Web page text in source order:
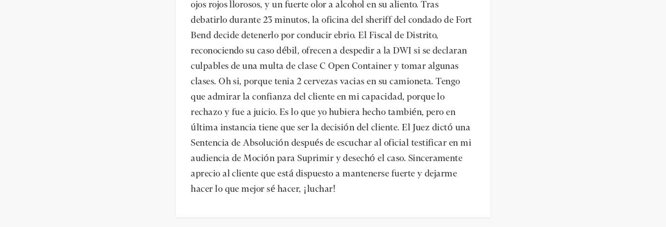
ojos rojos llorosos, y un fuerte olor a alcohol en su aliento. Tras
debatirlo durante 23 minutos, la oficina del sheriff del condado de Fort
Bend decide detenerlo por conducir ebrio. El Fiscal de Distrito,
reconociendo su caso débil, ofrecen a despedir a la DWI si se declaran
culpables de una multa de clase C Open Container y tomar algunas
clases. Oh si, porque tenia 2 cervezas vacias en su camioneta. Tengo
que admirar la confianza del cliente en mi capacidad, porque lo
rechazo y fue a juicio. Es lo que yo hubiera hecho también, pero en
última instancia tiene que ser la decisión del cliente. El Juez dictó una
Sentencia de Absolución después de escuchar al oficial testificar en mi
audiencia de Moción para Suprimir y desechó el caso. Sinceramente
aprecio al cliente que está dispuesto a mantenerse fuerte y dejarme
hacer lo que mejor sé hacer, ¡luchar!